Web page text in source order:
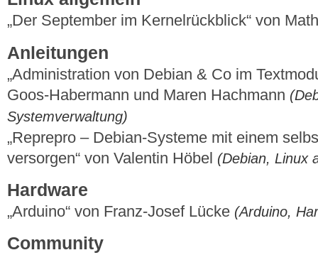
„Der September im Kernelrückblick“ von
Anleitungen
„Administration von Debian & Co im
Goos-Habermann und Maren Hachmann
Systemverwaltung)
„Reprepro – Debian-Systeme mit einem
versorgen“ von Valentin Höbel (Debian, Linux
Hardware
„Arduino“ von Franz-Josef Lücke (Arduino,
Community